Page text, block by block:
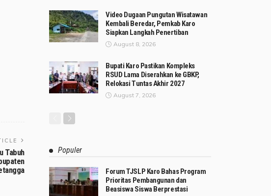
Tabuh
Video Dugaan Pungutan Wisatawan
Kembali Beredar, Pemkab Karo
Siapkan Langkah Penertiban
August 8, 2026
Bupati Karo Pastikan Kompleks
RSUD Lama Diserahkan ke GBKP,
Relokasi Tuntas Akhir 2027
August 7, 2026
Populer
Forum TJSLP Karo Bahas Program
Prioritas Pembangunan dan
Beasiswa Siswa Berprestasi